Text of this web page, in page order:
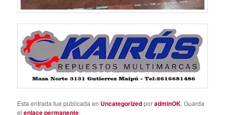
Esta entrada fue publicada en UncategorizedporadminOK. Guarda
elenlace permanente.